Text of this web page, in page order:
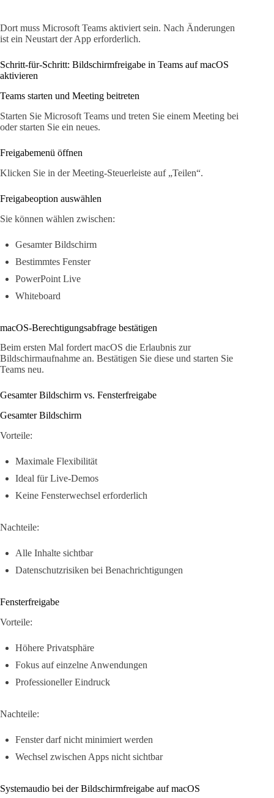
Dort muss Microsoft Teams aktiviert sein. Nach Änderungen
ist ein Neustart der App erforderlich.
Schritt-für-Schritt: Bildschirmfreigabe in Teams auf macOS
aktivieren
Teams starten und Meeting beitreten
Starten Sie Microsoft Teams und treten Sie einem Meeting bei
oder starten Sie ein neues.
Freigabemenü öffnen
Klicken Sie in der Meeting-Steuerleiste auf „Teilen“.
Freigabeoption auswählen
Sie können wählen zwischen:
Gesamter Bildschirm
Bestimmtes Fenster
PowerPoint Live
Whiteboard
macOS-Berechtigungsabfrage bestätigen
Beim ersten Mal fordert macOS die Erlaubnis zur
Bildschirmaufnahme an. Bestätigen Sie diese und starten Sie
Teams neu.
Gesamter Bildschirm vs. Fensterfreigabe
Gesamter Bildschirm
Vorteile:
Maximale Flexibilität
Ideal für Live-Demos
Keine Fensterwechsel erforderlich
Nachteile:
Alle Inhalte sichtbar
Datenschutzrisiken bei Benachrichtigungen
Fensterfreigabe
Vorteile:
Höhere Privatsphäre
Fokus auf einzelne Anwendungen
Professioneller Eindruck
Nachteile:
Fenster darf nicht minimiert werden
Wechsel zwischen Apps nicht sichtbar
Systemaudio bei der Bildschirmfreigabe auf macOS